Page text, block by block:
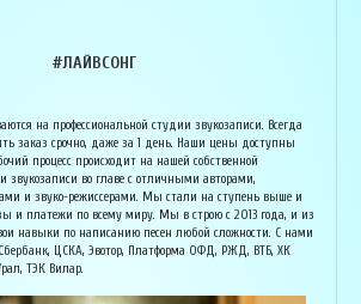
#ЛАЙВСОНГ
на профессиональной студии звукозаписи. Всегда
заказ срочно, даже за 1 день. Наши цены доступны
процесс происходит на нашей собственной
звукозаписи во главе с отличными авторами,
и звуко-режиссерами. Мы стали на ступень выше и
и платежи по всему миру. Мы в строю с 2013 года, и из
навыки по написанию песен любой сложности. С нами
ЦСКА, Эвотор, Платформа ОФД, РЖД, ВТБ, ХК
ТЭК Вилар.
Армен Алавердян
"Лайвсонг". С детства занимается музыкой, пишет
сведение и мастеринг на профессиональном уровне.
звук даже по записи с диктофона :) Состоит в
на концертах по всей России. Снимает клипы
и они собирают более 1 млн. просмотров на
песни о любви, семье и ценностях жизни. Армен
настоящую конфетку, обращайтесь!
Исполнитель, звукорежиссёр